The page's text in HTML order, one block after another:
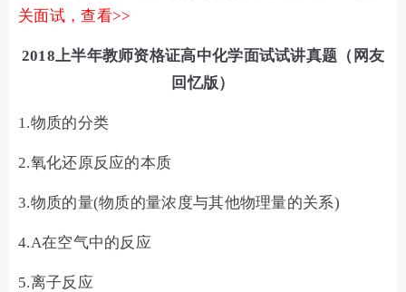
关面试，查看>>
2018上半年教师资格证高中化学面试试讲真题（网友
回忆版）
1.物质的分类
2.氧化还原反应的本质
3.物质的量(物质的量浓度与其他物理量的关系)
4.A在空气中的反应
5.离子反应